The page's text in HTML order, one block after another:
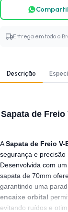
Entrega em todo o
Descrição
Sapata de
ASapata de Freio V-
segurança e precisão
Desenvolvida com
sapata de 70mm
garantindo uma
encaixe orbital
evitando ruídos e